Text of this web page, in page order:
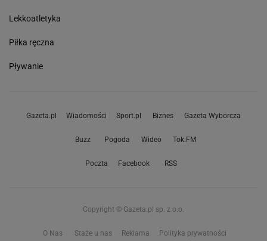
Lekkoatletyka
Piłka ręczna
Pływanie
Gazeta.pl Wiadomości Sport.pl Biznes Gazeta Wyborcza
Buzz Pogoda Wideo Tok.FM
Poczta Facebook RSS
Copyright © Gazeta.pl sp. z o.o.
O Nas Staże u nas Reklama Polityka prywatności